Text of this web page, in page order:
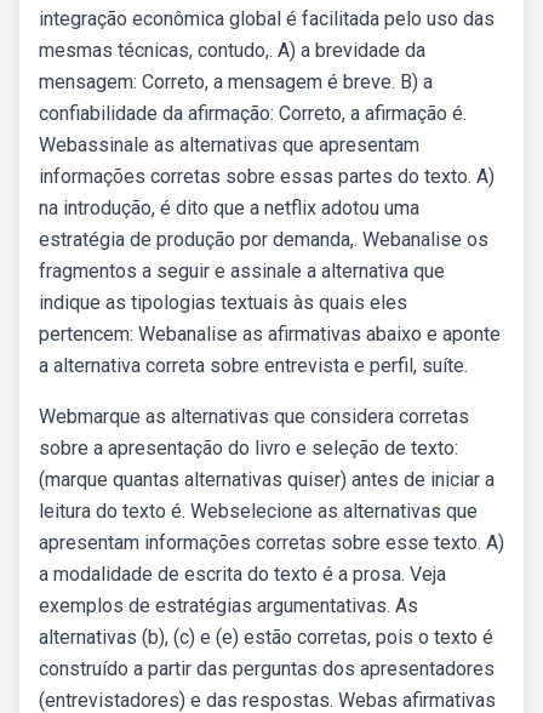
integração econômica global é facilitada pelo uso das
mesmas técnicas, contudo,. A) a brevidade da
mensagem: Correto, a mensagem é breve. B) a
confiabilidade da afirmação: Correto, a afirmação é.
Webassinale as alternativas que apresentam
informações corretas sobre essas partes do texto. A)
na introdução, é dito que a netflix adotou uma
estratégia de produção por demanda,. Webanalise os
fragmentos a seguir e assinale a alternativa que
indique as tipologias textuais às quais eles
pertencem: Webanalise as afirmativas abaixo e aponte
a alternativa correta sobre entrevista e perfil, suíte.
Webmarque as alternativas que considera corretas
sobre a apresentação do livro e seleção de texto:
(marque quantas alternativas quiser) antes de iniciar a
leitura do texto é. Webselecione as alternativas que
apresentam informações corretas sobre esse texto. A)
a modalidade de escrita do texto é a prosa. Veja
exemplos de estratégias argumentativas. As
alternativas (b), (c) e (e) estão corretas, pois o texto é
construído a partir das perguntas dos apresentadores
(entrevistadores) e das respostas. Webas afirmativas